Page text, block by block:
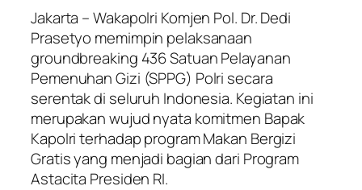
Jakarta – Wakapolri Komjen Pol. Dr. Dedi
Prasetyo memimpin pelaksanaan
groundbreaking 436 Satuan Pelayanan
Pemenuhan Gizi (SPPG) Polri secara
serentak di seluruh Indonesia. Kegiatan ini
merupakan wujud nyata komitmen Bapak
Kapolri terhadap program Makan Bergizi
Gratis yang menjadi bagian dari Program
Astacita Presiden RI.